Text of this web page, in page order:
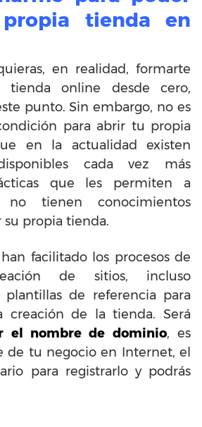
tienda en
en realidad, formarte
tienda online desde cero,
punto. Sin embargo, no es
para abrir tu propia
en la actualidad existen
cada vez más
que les permiten a
no tienen conocimientos
su propia tienda.
facilitado los procesos de
de sitios, incluso
plantillas de referencia para
creación de la tienda. Será
el nombre de dominio, es
de tu negocio en Internet, el
para registrarlo y podrás